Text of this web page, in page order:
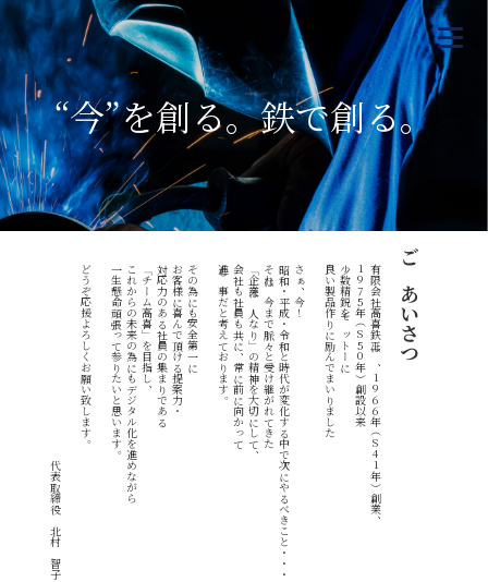
“今”を創る。鉄で創る。
ごあいさつ
有限会社高喜鉄工は、1966年（S41年）創業、
1975年（S50年）創設以来
少数精鋭をモットーに
良い製品作りに励んでまいりました
さぁ、今！
昭和・平成・令和と時代が変化する中で次にやるべきこと・・・
それは今まで脈々と受け継がれてきた
「企業は人なり」の精神を大切にして、
会社も社員も共に、常に前に向かって
進む事だと考えております。
その為にも安全第一に
お客様に喜んで頂ける提案力・
対応力のある社員の集まりである
「チーム高喜」を目指し、
これからの未来の為にもデジタル化を進めながら
一生懸命頑張って参りたいと思います。
どうぞ応援よろしくお願い致します。
代表取締役 北村 智子